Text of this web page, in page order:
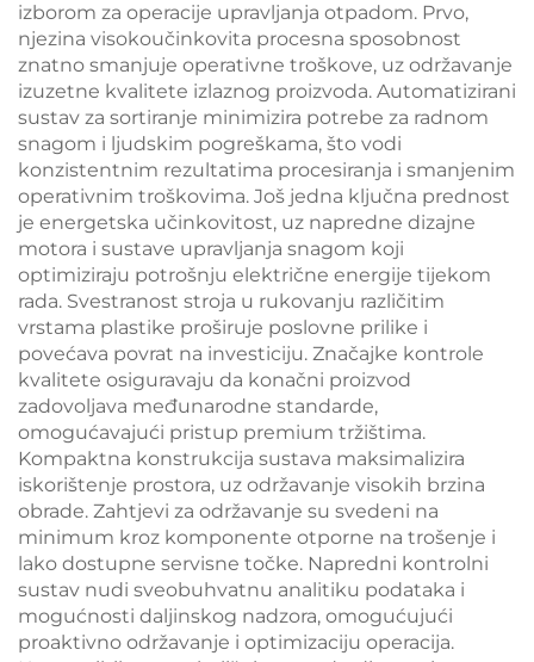
izborom za operacije upravljanja otpadom. Prvo,
njezina visokoučinkovita procesna sposobnost
znatno smanjuje operativne troškove, uz održavanje
izuzetne kvalitete izlaznog proizvoda. Automatizirani
sustav za sortiranje minimizira potrebe za radnom
snagom i ljudskim pogreškama, što vodi
konzistentnim rezultatima procesiranja i smanjenim
operativnim troškovima. Još jedna ključna prednost
je energetska učinkovitost, uz napredne dizajne
motora i sustave upravljanja snagom koji
optimiziraju potrošnju električne energije tijekom
rada. Svestranost stroja u rukovanju različitim
vrstama plastike proširuje poslovne prilike i
povećava povrat na investiciju. Značajke kontrole
kvalitete osiguravaju da konačni proizvod
zadovoljava međunarodne standarde,
omogućavajući pristup premium tržištima.
Kompaktna konstrukcija sustava maksimalizira
iskorištenje prostora, uz održavanje visokih brzina
obrade. Zahtjevi za održavanje su svedeni na
minimum kroz komponente otporne na trošenje i
lako dostupne servisne točke. Napredni kontrolni
sustav nudi sveobuhvatnu analitiku podataka i
mogućnosti daljinskog nadzora, omogućujući
proaktivno održavanje i optimizaciju operacija.